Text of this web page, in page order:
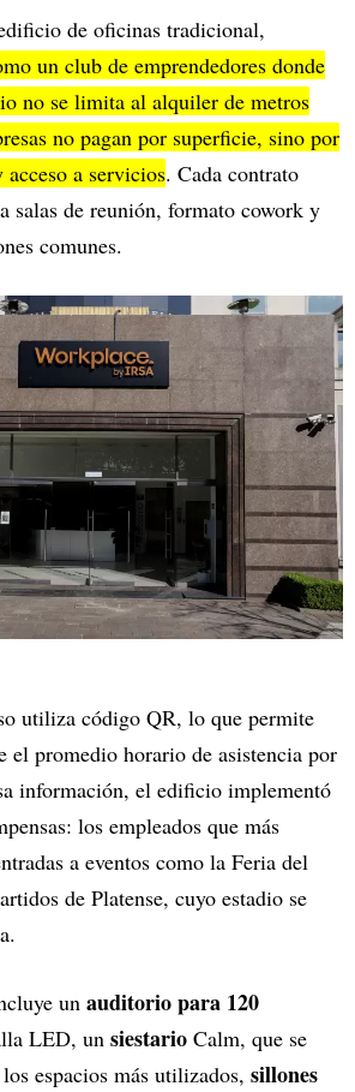
de oficinas tradicional,
un club de emprendedores donde
no se limita al alquiler de metros
no pagan por superficie, sino por
a servicios. Cada contrato
salas de reunión, formato cowork y
comunes.
utiliza código QR, lo que permite
el promedio horario de asistencia por
información, el edificio implementó
los empleados que más
a eventos como la Feria del
de Platense, cuyo estadio se
un auditorio para 120
LED, un siestario Calm, que se
espacios más utilizados, sillones